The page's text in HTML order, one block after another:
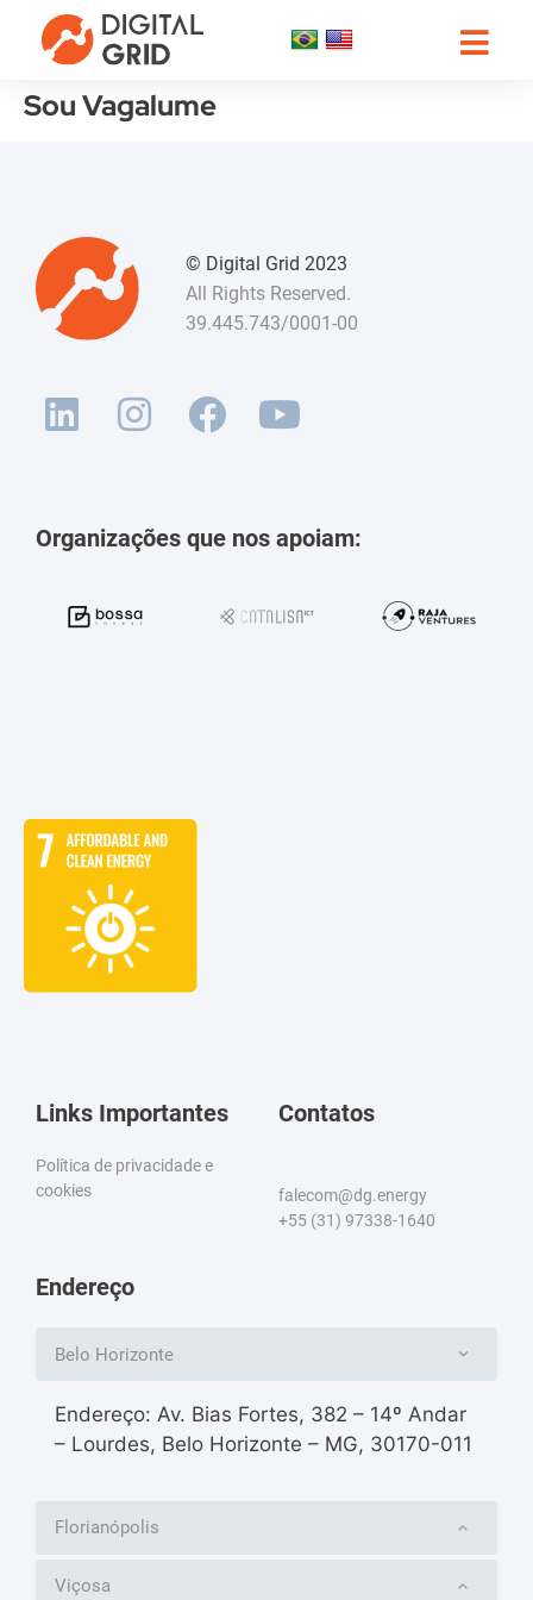
Sou Vagalume
© Digital Grid 2023
All Rights Reserved.
39.445.743/0001-00
Organizações que nos apoiam:
Links Importantes
Política de privacidade e
cookies
Contatos
falecom@dg.energy
+55 (31) 97338-1640
Endereço
Belo Horizonte
Endereço: Av. Bias Fortes, 382 – 14º Andar
– Lourdes, Belo Horizonte – MG, 30170-011
Florianópolis
Viçosa